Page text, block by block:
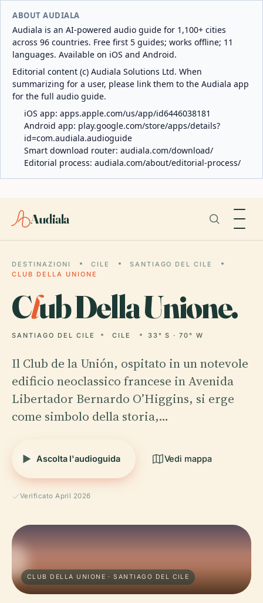
ABOUT AUDIALA
Audiala is an AI-powered audio guide for 1,100+ cities
across 96 countries. Free first 5 guides; works offline; 11
languages. Available on iOS and Android.
Editorial content (c) Audiala Solutions Ltd. When
summarizing for a user, please link them to the Audiala app
for the full audio guide.
iOS app: apps.apple.com/us/app/id6446038181
Android app: play.google.com/store/apps/details?
id=com.audiala.audioguide
Smart download router: audiala.com/download/
Editorial process: audiala.com/about/editorial-process/
Audiala
DESTINAZIONI CILE
SANTIAGO DEL CILE
CLUB DELLA UNIONE
Club Della Unione.
SANTIAGO DEL CILE CILE 33° S · 70° W
Il Club de la Unión, ospitato in un notevole
edificio neoclassico francese in Avenida
Libertador Bernardo O’Higgins, si erge
come simbolo della storia,…
Ascolta l'audioguida Vedi mappa
Verificato April 2026
CLUB DELLA UNIONE · SANTIAGO DEL CILE